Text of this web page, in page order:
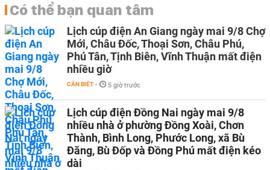
Có thể bạn quan tâm
Lịch cúp điện An Giang ngày mai 9/8 Chợ
Mới, Châu Đốc, Thoại Sơn, Châu Phú,
Phú Tân, Tịnh Biên, Vĩnh Thuận mất điện
nhiều giờ
CẦN BIẾT - 5 giờ trước
Lịch cúp điện Đồng Nai ngày mai 9/8
nhiều nhà ở phường Đồng Xoài, Chơn
Thành, Bình Long, Phước Long, xã Bù
Đăng, Bù Đốp và Đồng Phú mất điện kéo
dài